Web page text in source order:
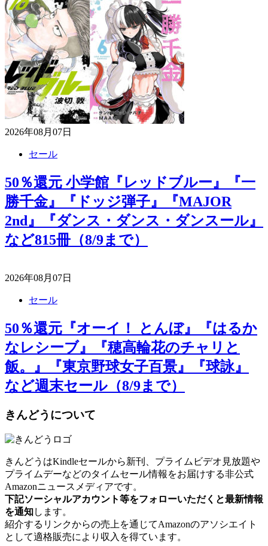
2026年08月07日
セール
50％還元 小学館『レッドブルー』『一
勝千金』『ドッジ弾子』『MAJOR
2nd』『ダンス・ダンス・ダンスール』
など815冊（8/9まで）
2026年08月07日
セール
50％還元『オーイ！ とんぼ』『はるか
なレシーブ』『穂高輪花のチャリと
飯。』『東京野球女子百景』『球詠』
など週末セール（8/9まで）
きんどうについて
きんどうはKindleセールから新刊、プライムビデオ見放題や
プライムデーなどのタイムセール情報をお届けする非公式
Amazonニュースメディアです。
下記ソーシャルアカウント等をフォローいただくと最新情報
を通知します。
紹介するリンクからの売上を通じてAmazonのアソシエイト
として適格販売により収入を得ています。